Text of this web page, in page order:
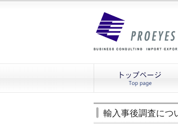
輸入事後調査につ